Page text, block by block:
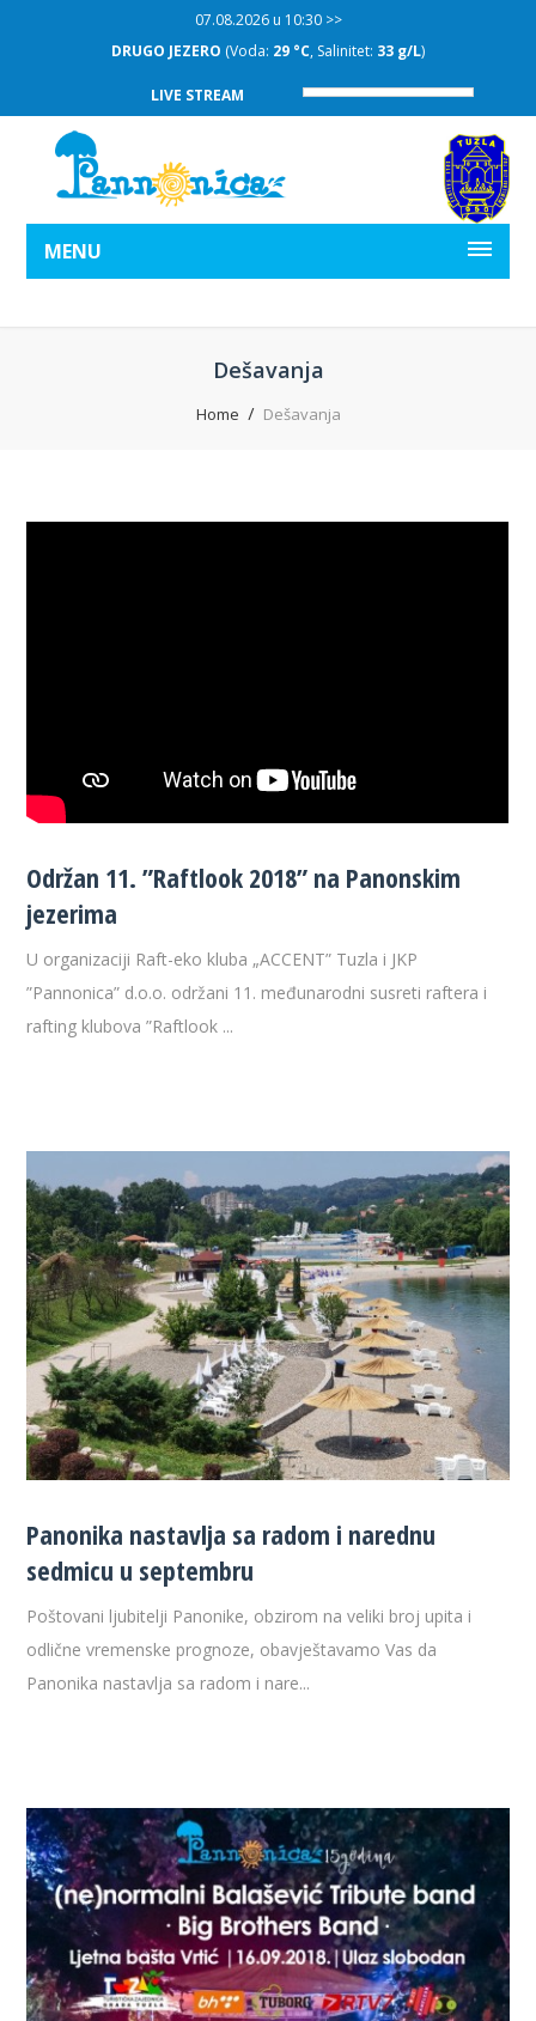
07.08.2026 u 10:30 >>
DRUGO JEZERO (Voda: 29 °C, Salinitet: 33 g/L)
LIVE STREAM
MENU
Dešavanja
Home Dešavanja
Održan 11. ”Raftlook 2018” na Panonskim
jezerima
U organizaciji Raft-eko kluba „ACCENT” Tuzla i JKP
”Pannonica” d.o.o. održani 11. međunarodni susreti raftera i
rafting klubova ”Raftlook ...
Panonika nastavlja sa radom i narednu
sedmicu u septembru
Poštovani ljubitelji Panonike, obzirom na veliki broj upita i
odlične vremenske prognoze, obavještavamo Vas da
Panonika nastavlja sa radom i nare...